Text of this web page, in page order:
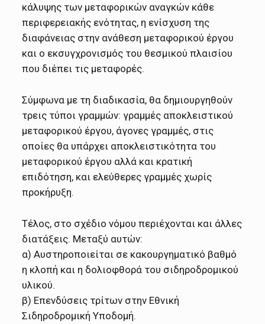
κάλυψης των μεταφορικών αναγκών κάθε
περιφερειακής ενότητας, η ενίσχυση της
διαφάνειας στην ανάθεση μεταφορικού έργου
και ο εκσυγχρονισμός του θεσμικού πλαισίου
που διέπει τις μεταφορές.
Σύμφωνα με τη διαδικασία, θα δημιουργηθούν
τρεις τύποι γραμμών: γραμμές αποκλειστικού
μεταφορικού έργου, άγονες γραμμές, στις
οποίες θα υπάρχει αποκλειστικότητα του
μεταφορικού έργου αλλά και κρατική
επιδότηση, και ελεύθερες γραμμές χωρίς
προκήρυξη.
Τέλος, στο σχέδιο νόμου περιέχονται και άλλες
διατάξεις. Μεταξύ αυτών:
α) Αυστηροποιείται σε κακουργηματικό βαθμό
η κλοπή και η δολιοφθορά του σιδηροδρομικού
υλικού.
β) Επενδύσεις τρίτων στην Εθνική
Σιδηροδρομική Υποδομή.